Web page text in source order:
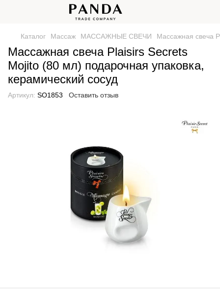
Каталог Массаж МАССАЖНЫЕ СВЕЧИ Массажная свеча
Массажная свеча Plaisirs Secrets
Mojito (80 мл) подарочная упаковка,
керамический сосуд
Артикул: SO1853 Оставить отзыв